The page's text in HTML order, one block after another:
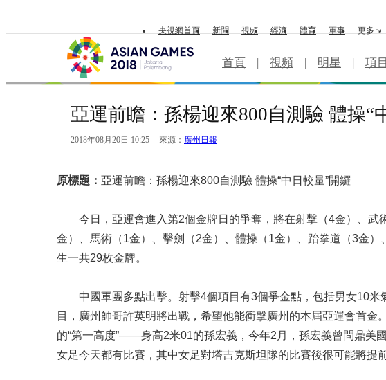
央視網首頁 新聞 視頻 經濟 體育 軍事 更多
首頁 | 視頻 | 明星 | 項目
亞運前瞻：孫楊迎來800自測驗 體操“
2018年08月20日 10:25 來源： 廣州日報
原標題： 亞運前瞻：孫楊迎來800自測驗 體操“中日較量”開鑼
今日，亞運會進入第2個金牌日的爭奪，將在射擊（4金）、武
金）、馬術（1金）、擊劍（2金）、體操（1金）、跆拳道（3金
生一共29枚金牌。
中國軍團多點出擊。射擊4個項目有3個爭金點，包括男女10米
目，廣州帥哥許英明將出戰，希望他能衝擊廣州的本屆亞運會首金
的“第一高度”——身高2米01的孫宏義，今年2月，孫宏義曾問鼎美
女足今天都有比賽，其中女足對塔吉克斯坦隊的比賽後很可能將提前